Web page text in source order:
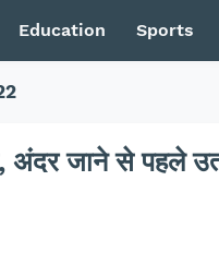
Education Sports
अंदर जाने से पहले